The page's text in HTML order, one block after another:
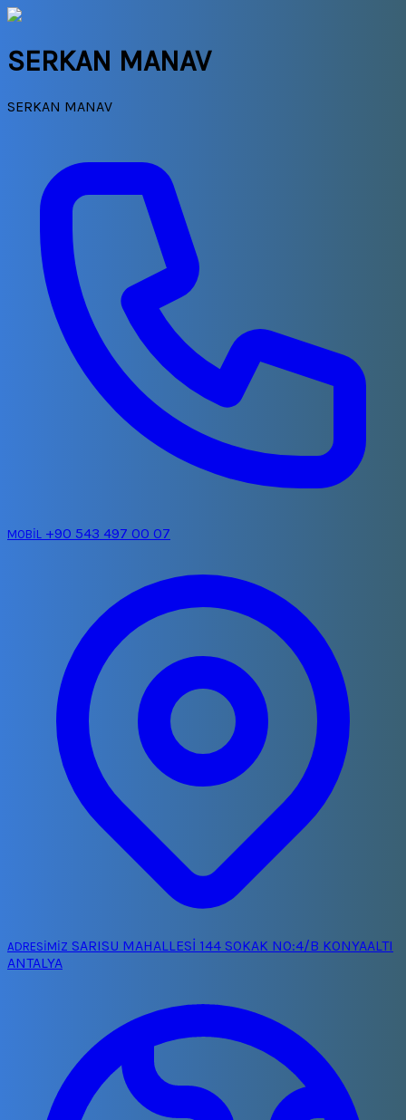
SERKAN MANAV
SERKAN MANAV
MOBİL +90 543 497 00 07
ADRESİMİZ SARISU MAHALLESİ 144 SOKAK NO:4/B KONYAALTI
ANTALYA